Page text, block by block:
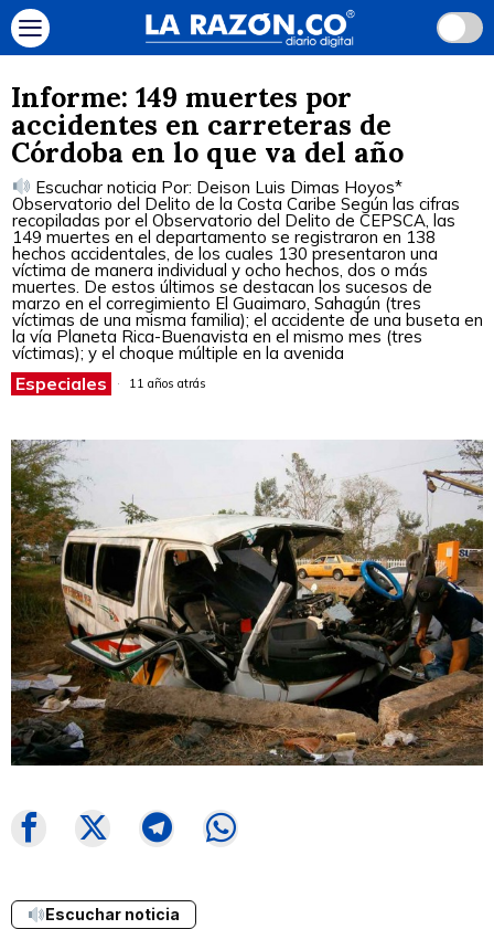
Informe: 149 muertes por
accidentes en carreteras de
Córdoba en lo que va del año
Escuchar noticia Por: Deison Luis Dimas Hoyos*
Observatorio del Delito de la Costa Caribe Según las cifras
recopiladas por el Observatorio del Delito de CEPSCA, las
149 muertes en el departamento se registraron en 138
hechos accidentales, de los cuales 130 presentaron una
víctima de manera individual y ocho hechos, dos o más
muertes. De estos últimos se destacan los sucesos de
marzo en el corregimiento El Guaimaro, Sahagún (tres
víctimas de una misma familia); el accidente de una buseta en
la vía Planeta Rica-Buenavista en el mismo mes (tres
víctimas); y el choque múltiple en la avenida
Especiales 11 años atrás
Escuchar noticia